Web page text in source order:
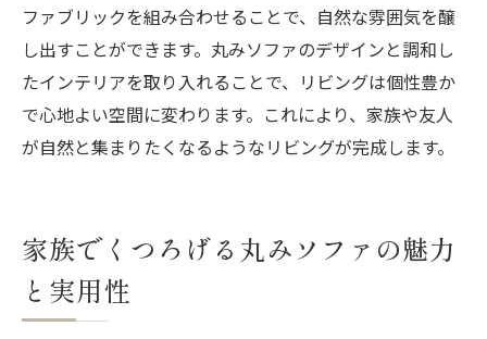
ファブリックを組み合わせることで、自然な雰囲気を醸
し出すことができます。丸みソファのデザインと調和し
たインテリアを取り入れることで、リビングは個性豊か
で心地よい空間に変わります。これにより、家族や友人
が自然と集まりたくなるようなリビングが完成します。
家族でくつろげる丸みソファの魅力
と実用性